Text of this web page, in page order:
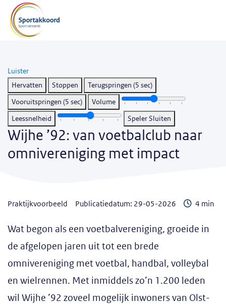
Luister
Hervatten
Stoppen
Terugspringen (5 sec)
Vooruitspringen (5 sec)
Volume
Leessnelheid
Speler Sluiten
Wijhe ’92: van voetbalclub naar
omnivereniging met impact
praktijkvoorbeeld Publicatiedatum: 29-05-2026 Leestijd
4 min
Wat begon als een voetbalvereniging, groeide in
de afgelopen jaren uit tot een brede
omnivereniging met voetbal, handbal, volleybal
en wielrennen. Met inmiddels zo’n 1.200 leden
wil Wijhe ’92 zoveel mogelijk inwoners van Olst-